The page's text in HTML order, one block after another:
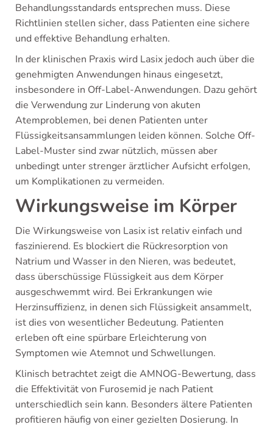
Behandlungsstandards entsprechen muss. Diese
Richtlinien stellen sicher, dass Patienten eine sichere
und effektive Behandlung erhalten.
In der klinischen Praxis wird Lasix jedoch auch über die
genehmigten Anwendungen hinaus eingesetzt,
insbesondere in Off-Label-Anwendungen. Dazu gehört
die Verwendung zur Linderung von akuten
Atemproblemen, bei denen Patienten unter
Flüssigkeitsansammlungen leiden können. Solche Off-
Label-Muster sind zwar nützlich, müssen aber
unbedingt unter strenger ärztlicher Aufsicht erfolgen,
um Komplikationen zu vermeiden.
Wirkungsweise im Körper
Die Wirkungsweise von Lasix ist relativ einfach und
faszinierend. Es blockiert die Rückresorption von
Natrium und Wasser in den Nieren, was bedeutet,
dass überschüssige Flüssigkeit aus dem Körper
ausgeschwemmt wird. Bei Erkrankungen wie
Herzinsuffizienz, in denen sich Flüssigkeit ansammelt,
ist dies von wesentlicher Bedeutung. Patienten
erleben oft eine spürbare Erleichterung von
Symptomen wie Atemnot und Schwellungen.
Klinisch betrachtet zeigt die AMNOG-Bewertung, dass
die Effektivität von Furosemid je nach Patient
unterschiedlich sein kann. Besonders ältere Patienten
profitieren häufig von einer gezielten Dosierung. In